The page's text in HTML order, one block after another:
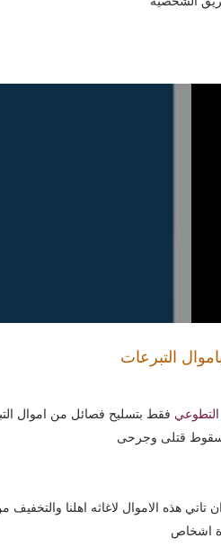
التبرعات
فقط بتسليح فصائل من اموال
قتلى وجرحى
هذه الاموال لاغاثه اهلنا
اشخاص